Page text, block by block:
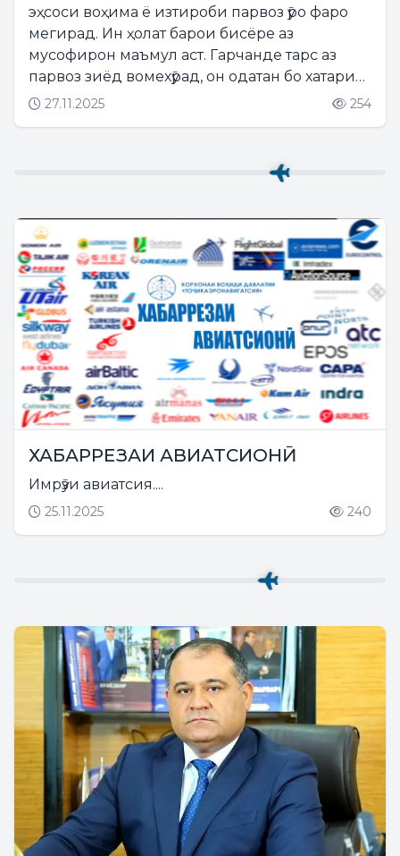
эҳсоси воҳима ё изтироби парвоз ӯро фаро
мегирад. Ин ҳолат барои бисёре аз
мусофирон маъмул аст. Гарчанде тарс аз
парвоз зиёд вомехӯрад, он одатан бо хатари
воқеӣ робита надорад....
27.11.2025 254
ХАБАРРЕЗАИ АВИАТСИОНӢ
Имрӯзи авиатсия....
25.11.2025 240